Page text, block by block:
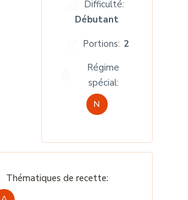
Difficulté:
Débutant
Portions: 2
Régime
spécial:
N
Thématiques de recette: